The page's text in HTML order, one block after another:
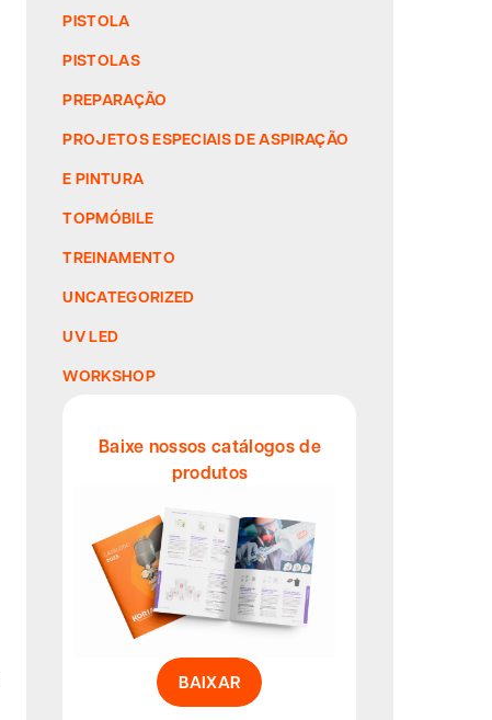
PISTOLA
PISTOLAS
PREPARAÇÃO
PROJETOS ESPECIAIS DE ASPIRAÇÃO
E PINTURA
TOPMÓBILE
TREINAMENTO
UNCATEGORIZED
UV LED
WORKSHOP
Baixe nossos catálogos de
produtos
BAIXAR